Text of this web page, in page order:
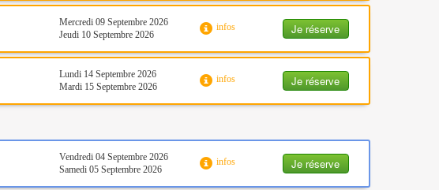
Je réserve
Mercredi 09 Septembre 2026
Jeudi 10 Septembre 2026
infos
Je réserve
Lundi 14 Septembre 2026
Mardi 15 Septembre 2026
infos
Je réserve
Vendredi 04 Septembre 2026
Samedi 05 Septembre 2026
infos